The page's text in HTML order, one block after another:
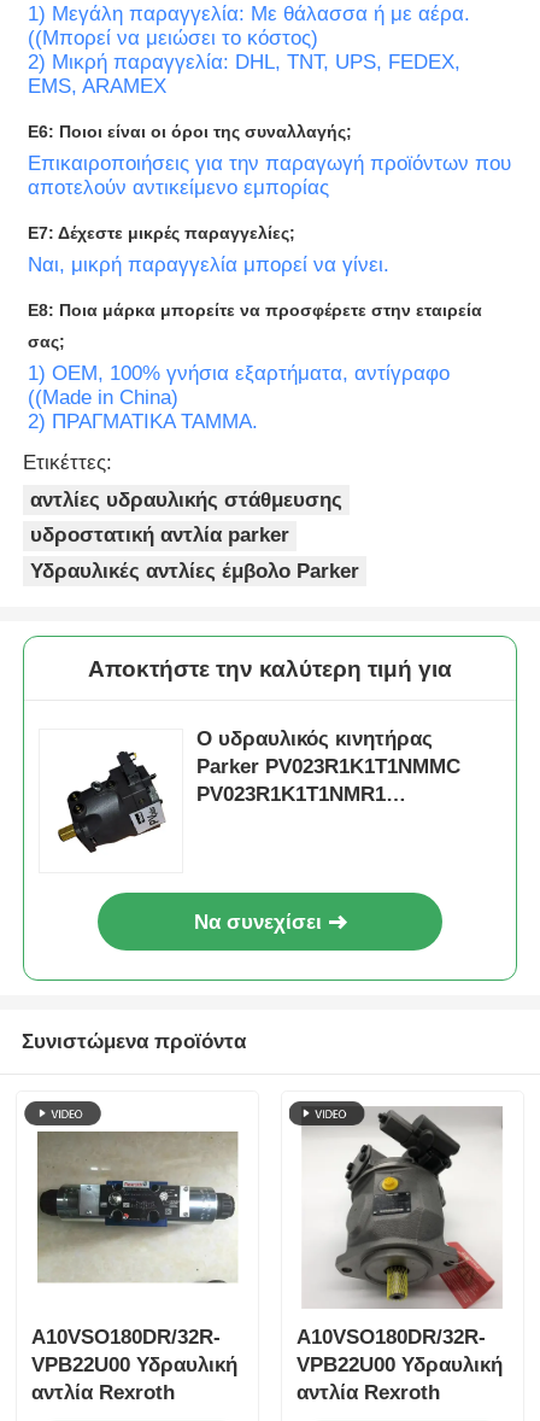
1) Μεγάλη παραγγελία: Με θάλασσα ή με αέρα.
((Μπορεί να μειώσει το κόστος)
2) Μικρή παραγγελία: DHL, TNT, UPS, FEDEX,
EMS, ARAMEX
Ε6: Ποιοι είναι οι όροι της συναλλαγής;
Επικαιροποιήσεις για την παραγωγή προϊόντων που
αποτελούν αντικείμενο εμπορίας
Ε7: Δέχεστε μικρές παραγγελίες;
Ναι, μικρή παραγγελία μπορεί να γίνει.
Ε8: Ποια μάρκα μπορείτε να προσφέρετε στην εταιρεία
σας;
1) OEM, 100% γνήσια εξαρτήματα, αντίγραφο
((Made in China)
2) ΠΡΑΓΜΑΤΙΚΑ ΤΑΜΜΑ.
Ετικέττες:
αντλίες υδραυλικής στάθμευσης
υδροστατική αντλία parker
Υδραυλικές αντλίες έμβολο Parker
Αποκτήστε την καλύτερη τιμή για
Ο υδραυλικός κινητήρας
Parker PV023R1K1T1NMMC
PV023R1K1T1NMR1
Να συνεχίσει
Συνιστώμενα προϊόντα
Α10VSO180DR/32R-
VPB22U00 Υδραυλική
αντλία Rexroth
Α10VSO180DR/32R-
VPB22U00 Υδραυλική
αντλία Rexroth